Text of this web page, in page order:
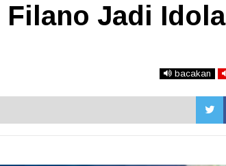
Filano Jadi Idola
bacakan